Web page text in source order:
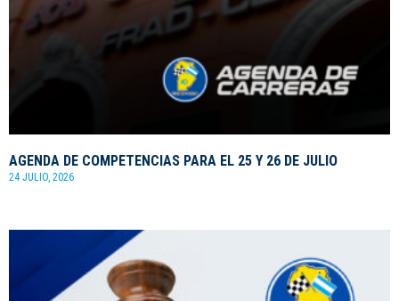
AGENDA DE COMPETENCIAS PARA EL 25 Y 26 DE JULIO
24 JULIO, 2026